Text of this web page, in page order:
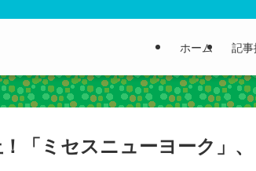
ホーム 記
！「ミセスニューヨーク」